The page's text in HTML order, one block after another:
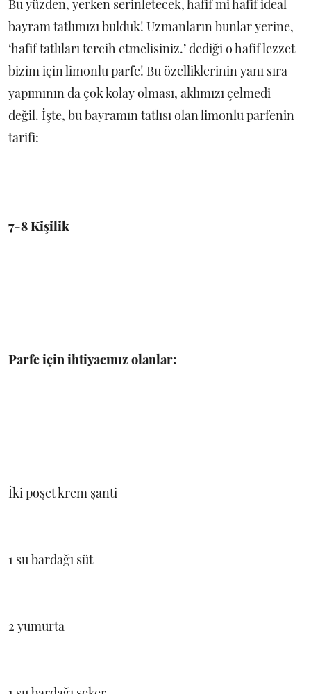
Bu yüzden, yerken serinletecek, hafif mi hafif ideal
bayram tatlımızı bulduk! Uzmanların bunlar yerine,
‘hafif tatlıları tercih etmelisiniz.’ dediği o hafif lezzet
bizim için limonlu parfe! Bu özelliklerinin yanı sıra
yapımının da çok kolay olması, aklımızı çelmedi
değil. İşte, bu bayramın tatlısı olan limonlu parfenin
tarifi:
7-8 Kişilik
Parfe için ihtiyacınız olanlar:
İki poşet krem şanti
1 su bardağı süt
2 yumurta